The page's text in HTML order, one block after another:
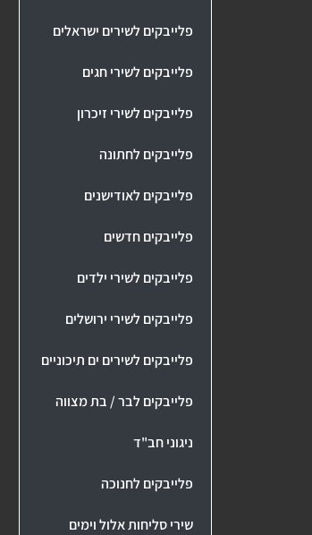
פלייבקים לשירים ישראלים
פלייבקים לשירי חגים
פלייבקים לשירי זיכרון
פלייבקים לחתונה
פלייבקים לאודישנים
פלייבקים חדשים
פלייבקים לשירי ילדים
פלייבקים לשירי ירושלים
פלייבקים לשירים ים תיכוניים
פלייבקים לבר / בת מצווה
ניגוני חב"ד
פלייבקים לחנוכה
שירי סליחות אלול וימים